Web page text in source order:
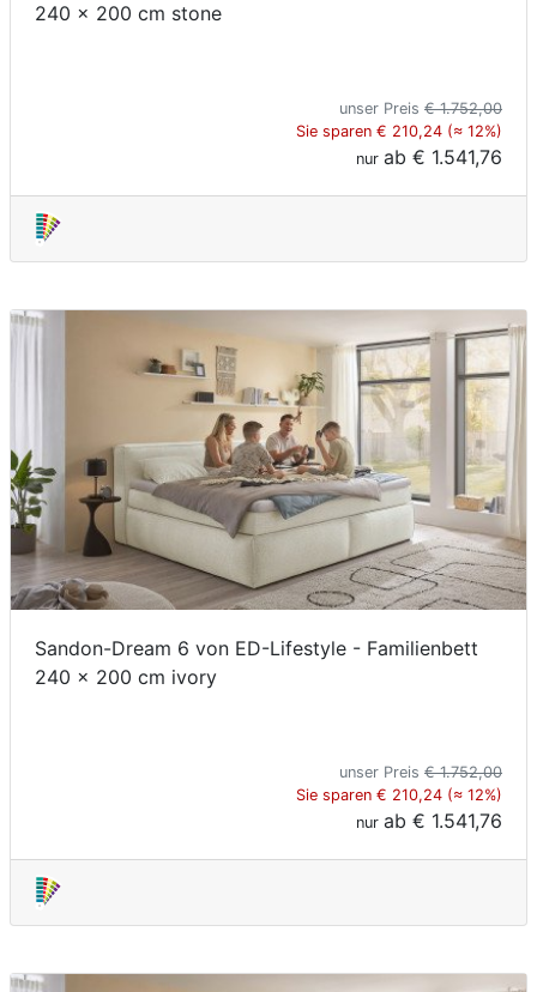
240 x 200 cm stone
unser Preis € 1.752,00
Sie sparen € 210,24 (≈ 12%)
nur ab € 1.541,76
Sandon-Dream 6 von ED-Lifestyle - Familienbett
240 x 200 cm ivory
unser Preis € 1.752,00
Sie sparen € 210,24 (≈ 12%)
nur ab € 1.541,76